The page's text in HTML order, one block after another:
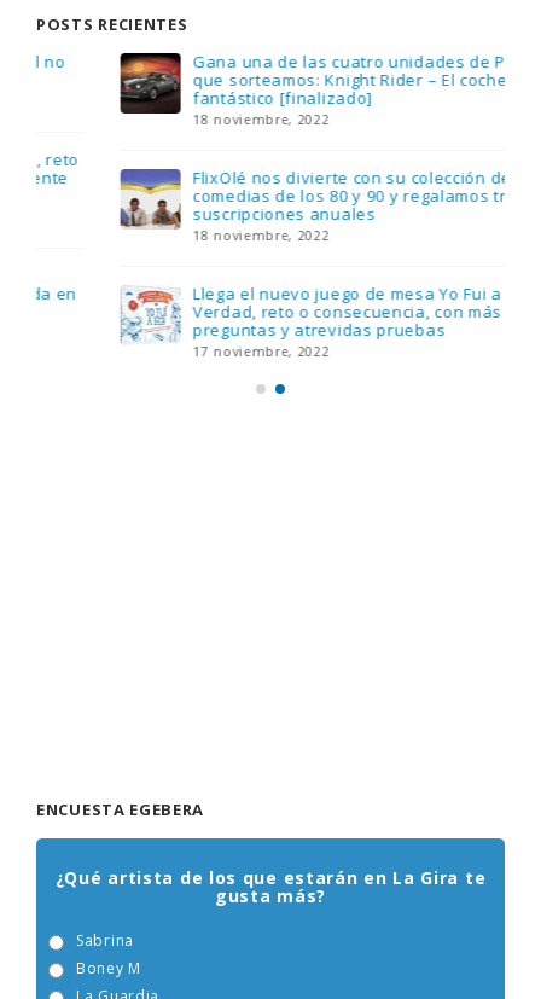
POSTS RECIENTES
Gana una de las cuatro unidades de PLAYMOBIL
que sorteamos: Knight Rider – El coche
fantástico [finalizado]
18 noviembre, 2022
FlixOlé nos divierte con su colección de
comedias de los 80 y 90 y regalamos tres
suscripciones anuales
18 noviembre, 2022
Llega el nuevo juego de mesa Yo Fui a EGB:
Verdad, reto o consecuencia, con más
preguntas y atrevidas pruebas
17 noviembre, 2022
¿Qué artista de los que estarán en La Gira te
gusta más?
Boney M